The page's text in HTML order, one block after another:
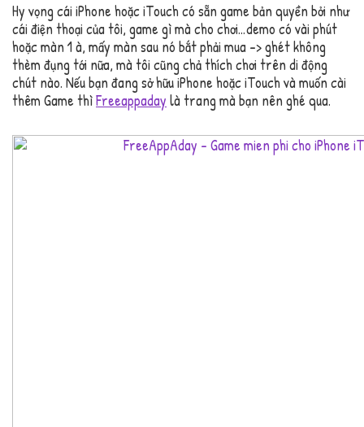
Hy vọng cái iPhone hoặc iTouch có sẵn game bản quyền bởi như
cái điện thoại của tôi, game gì mà cho chơi…demo có vài phút
hoặc màn 1 à, mấy màn sau nó bắt phải mua -> ghét không
thèm đụng tới nữa, mà tôi cũng chả thích chơi trên di động
chút nào. Nếu bạn đang sở hữu iPhone hoặc iTouch và muốn cài
thêm Game thìFreeappaday là trang mà bạn nên ghé qua.